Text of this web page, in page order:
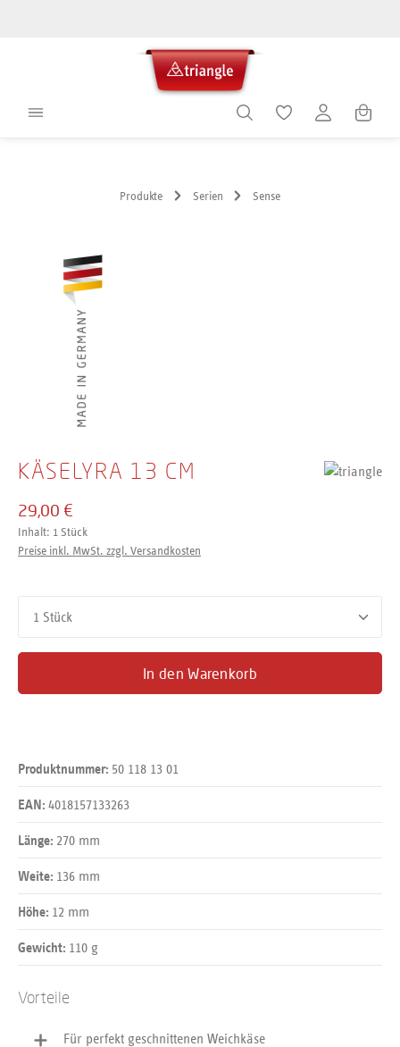
Produkte Serien Sense
KÄSELYRA 13 CM
29,00 €
Inhalt: 1 Stück
Preise inkl. MwSt. zzgl. Versandkosten
In den Warenkorb
Produktnummer: 50 118 13 01
EAN: 4018157133263
Länge: 270 mm
Weite: 136 mm
Höhe: 12 mm
Gewicht: 110 g
Vorteile
Für perfekt geschnittenen Weichkäse